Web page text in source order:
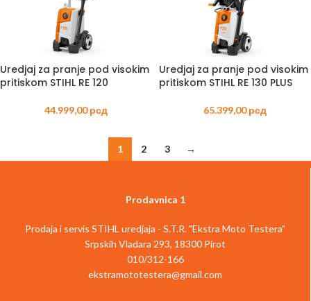
Uredjaj za pranje pod visokim
pritiskom STIHL RE 120
44.999,00рсд
Uredjaj za pranje pod visokim
pritiskom STIHL RE 130 PLUS
65.399,00рсд
1 2 3 →
Prodavnica 1
Prodaja i servis STIHL uredjaja - S.T.R. "Ekstra Moto Testera"
Srpskih Vladara 293, 18300 Pirot
010/312-166
ekstramototestera@gmail.com